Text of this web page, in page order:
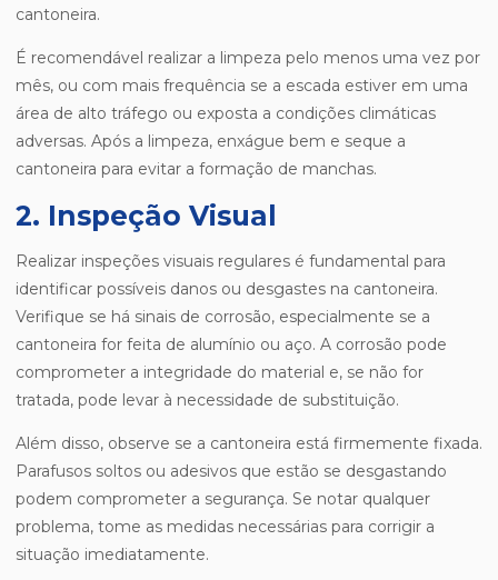
cantoneira.
É recomendável realizar a limpeza pelo menos uma vez por
mês, ou com mais frequência se a escada estiver em uma
área de alto tráfego ou exposta a condições climáticas
adversas. Após a limpeza, enxágue bem e seque a
cantoneira para evitar a formação de manchas.
2. Inspeção Visual
Realizar inspeções visuais regulares é fundamental para
identificar possíveis danos ou desgastes na cantoneira.
Verifique se há sinais de corrosão, especialmente se a
cantoneira for feita de alumínio ou aço. A corrosão pode
comprometer a integridade do material e, se não for
tratada, pode levar à necessidade de substituição.
Além disso, observe se a cantoneira está firmemente fixada.
Parafusos soltos ou adesivos que estão se desgastando
podem comprometer a segurança. Se notar qualquer
problema, tome as medidas necessárias para corrigir a
situação imediatamente.